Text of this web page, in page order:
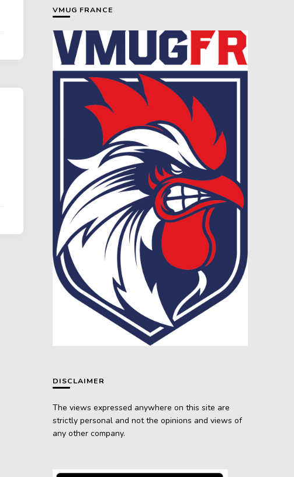
VMUG FRANCE
DISCLAIMER
The views expressed anywhere on this site are
strictly personal and not the opinions and views of
any other company.